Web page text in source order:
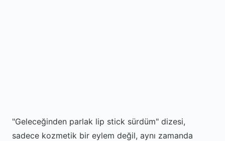
"Geleceğinden parlak lip stick sürdüm" dizesi,
sadece kozmetik bir eylem değil, aynı zamanda